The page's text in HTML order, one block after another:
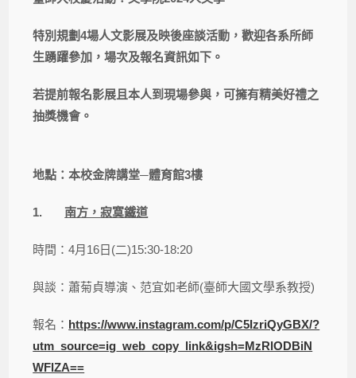
特別規劃4場人文影展及映後座談活動，歡迎各系所師
生踴躍參加，場次及報名資訊如下。
若提前報名影展且本人到現場參與，可擁有精美好禮之
抽獎機會。
地點：本校金牌講堂─體育館3樓
1. 南方，寂寞鐵道
時間：4月16日(二)15:30-18:20
與談：蕭菊貞導演、范宜如老師(臺師大國文學系教授)
報名： https://www.instagram.com/p/C5IzriQyGBX/?
utm_source=ig_web_copy_link&igsh=MzRlODBiN
WFlZA==